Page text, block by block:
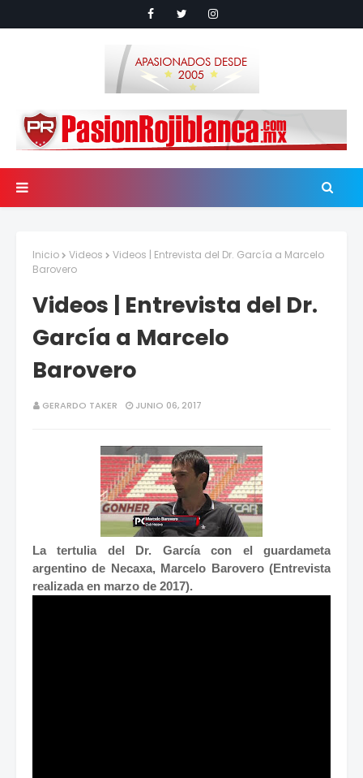
Inicio Videos
Videos | Entrevista del Dr. García a Marcelo
Barovero
Videos | Entrevista del Dr.
García a Marcelo
Barovero
GERARDO TAKER JUNIO 06, 2017
La tertulia del Dr. García con el guardameta
argentino de Necaxa, Marcelo Barovero (Entrevista
realizada en marzo de 2017).